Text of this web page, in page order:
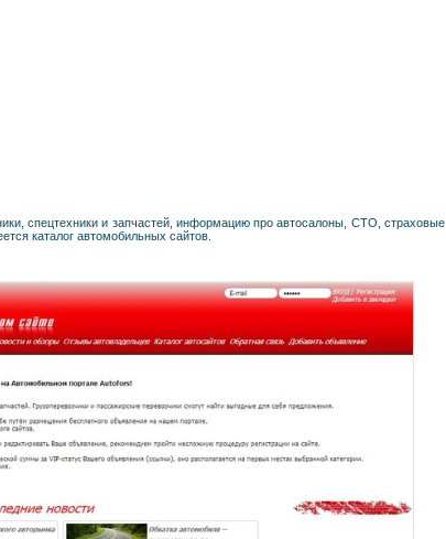
спецтехники и запчастей, информацию про автосалоны, СТО, страховые
каталог автомобильных сайтов.